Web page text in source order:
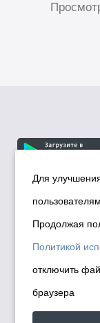
©
города
Политика
Политика
данных в
мэрии
Для
Продолжая
Политикой
отключить
браузера